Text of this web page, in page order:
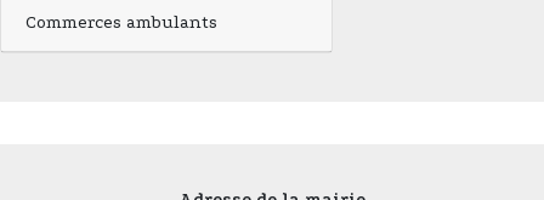
Commerces ambulants